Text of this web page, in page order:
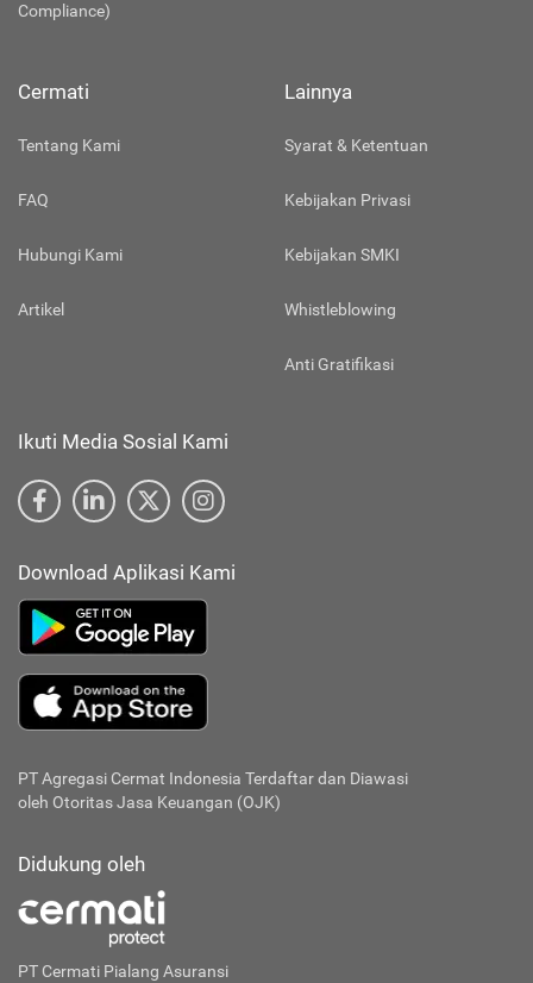
Compliance)
Cermati
Tentang Kami
FAQ
Hubungi Kami
Artikel
Lainnya
Syarat & Ketentuan
Kebijakan Privasi
Kebijakan SMKI
Whistleblowing
Anti Gratifikasi
Ikuti Media Sosial Kami
Download Aplikasi Kami
PT Agregasi Cermat Indonesia Terdaftar dan Diawasi
oleh Otoritas Jasa Keuangan (OJK)
Didukung oleh
PT Cermati Pialang Asuransi